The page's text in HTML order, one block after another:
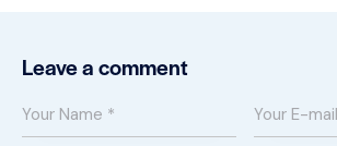
Leave a comment